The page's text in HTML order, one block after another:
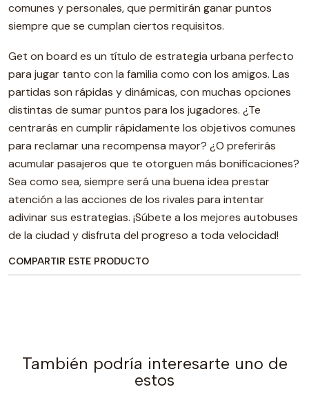
comunes y personales, que permitirán ganar puntos
siempre que se cumplan ciertos requisitos.
Get on board es un título de estrategia urbana perfecto
para jugar tanto con la familia como con los amigos. Las
partidas son rápidas y dinámicas, con muchas opciones
distintas de sumar puntos para los jugadores. ¿Te
centrarás en cumplir rápidamente los objetivos comunes
para reclamar una recompensa mayor? ¿O preferirás
acumular pasajeros que te otorguen más bonificaciones?
Sea como sea, siempre será una buena idea prestar
atención a las acciones de los rivales para intentar
adivinar sus estrategias. ¡Súbete a los mejores autobuses
de la ciudad y disfruta del progreso a toda velocidad!
COMPARTIR ESTE PRODUCTO
También podría interesarte uno de
estos